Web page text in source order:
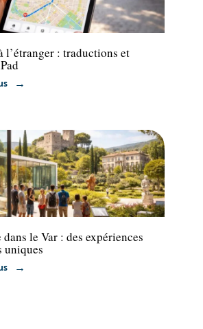
l’étranger : traductions et
dans le Var : des expériences
uniques